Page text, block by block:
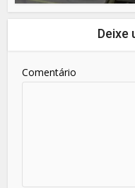
Deixe
Comentário